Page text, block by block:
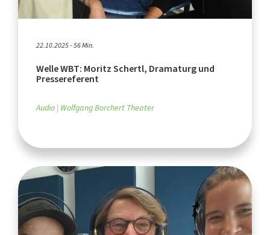
22.10.2025 - 56 Min.
Welle WBT: Moritz Schertl, Dramaturg und
Pressereferent
Audio Wolfgang Borchert Theater